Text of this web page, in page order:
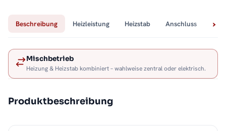
Beschreibung Heizleistung Heizstab Anschluss
Mischbetrieb
Heizung & Heizstab kombiniert – wahlweise zentral oder elektrisch.
Produktbeschreibung